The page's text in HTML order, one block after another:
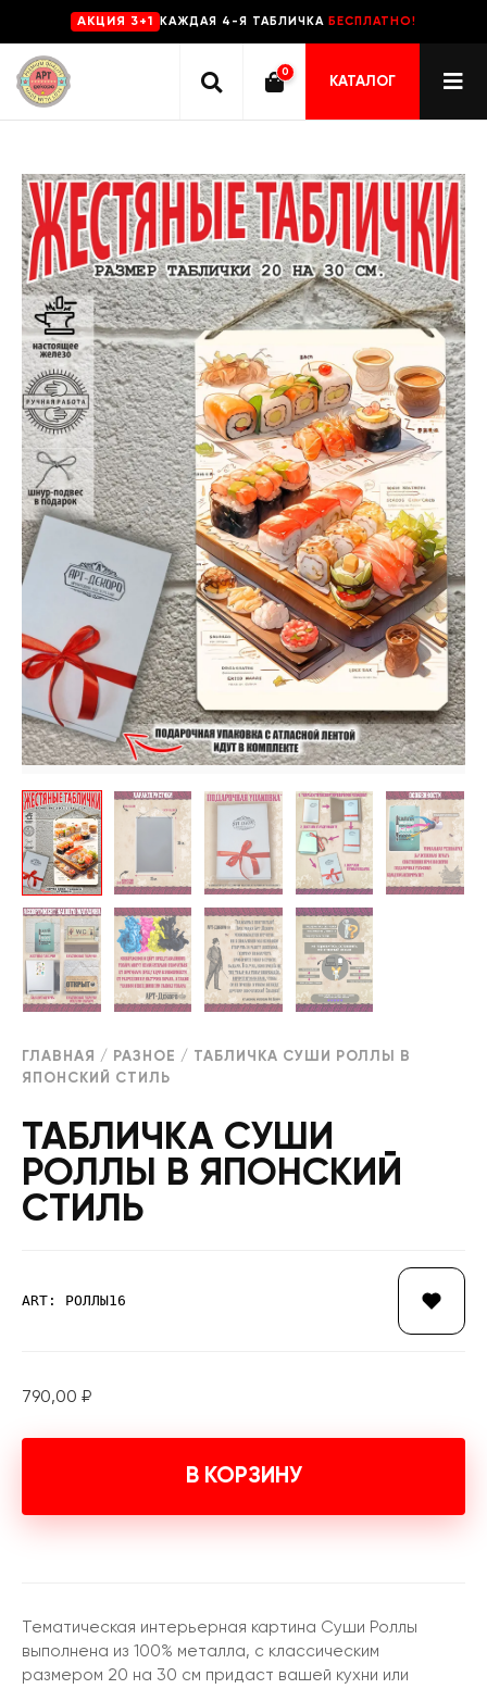
AKЦИЯ 3+1 КАЖДАЯ 4-Я ТАБЛИЧКА БЕСПЛАТНО!
0
КАТАЛОГ
ГЛАВНАЯ / РАЗНОЕ / ТАБЛИЧКА СУШИ РОЛЛЫ В
ЯПОНСКИЙ СТИЛЬ
ТАБЛИЧКА СУШИ
РОЛЛЫ В ЯПОНСКИЙ
СТИЛЬ
ART: РОЛЛЫ16
790,00 ₽
В КОРЗИНУ
Тематическая интерьерная картина Суши Роллы
выполнена из 100% металла, с классическим
размером 20 на 30 см придаст вашей кухни или